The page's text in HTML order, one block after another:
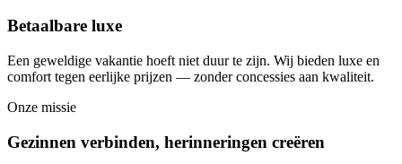
Betaalbare luxe
Een geweldige vakantie hoeft niet duur te zijn. Wij bieden luxe en
comfort tegen eerlijke prijzen — zonder concessies aan kwaliteit.
Onze missie
Gezinnen verbinden, herinneringen creëren